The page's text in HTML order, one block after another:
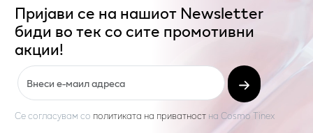
Пријави се на нашиот Newsletter
биди во тек со сите промотивни
акции!
Се согласувам со политиката на приватност на Cosmo Tinex